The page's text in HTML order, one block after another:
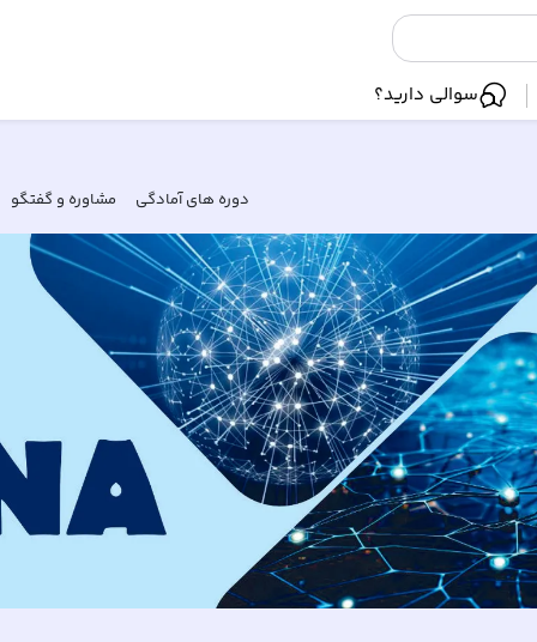
سوالی دارید؟
دوره های آمادگی مشاوره و گفتگو